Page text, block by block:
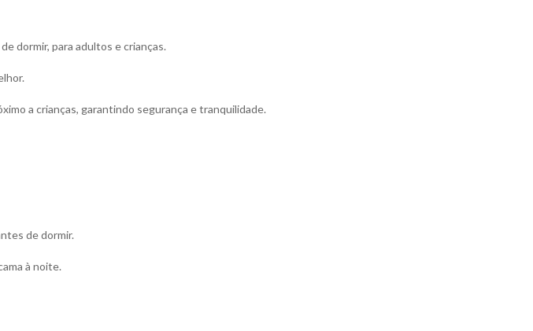
dormir, para adultos e crianças.
a crianças, garantindo segurança e tranquilidade.
de dormir.
à noite.